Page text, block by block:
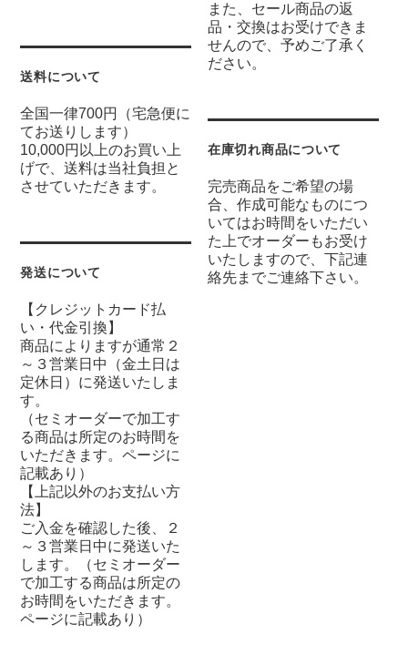
送料について
全国一律700円（宅急便に
てお送りします）
10,000円以上のお買い上
げで、送料は当社負担と
させていただきます。
発送について
【クレジットカード払
い・代金引換】
商品によりますが通常２
～３営業日中（金土日は
定休日）に発送いたしま
す。
（セミオーダーで加工す
る商品は所定のお時間を
いただきます。ページに
記載あり）
【上記以外のお支払い方
法】
ご入金を確認した後、２
～３営業日中に発送いた
します。（セミオーダー
で加工する商品は所定の
お時間をいただきます。
ページに記載あり）
また、セール商品の返
品・交換はお受けできま
せんので、予めご了承く
ださい。
在庫切れ商品について
完売商品をご希望の場
合、作成可能なものにつ
いてはお時間をいただい
た上でオーダーもお受け
いたしますので、下記連
絡先までご連絡下さい。